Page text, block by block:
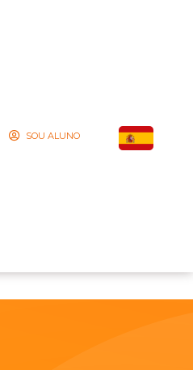
SOU ALUNO